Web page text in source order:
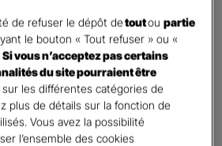
:
assurances ?*
de refuser le dépôt detoutoupartie
le bouton « Tout refuser » ou «
Si vous n’acceptez pas certains
du site pourraient être
sur les différentes catégories de
plus de détails sur la fonction de
Vous avez la possibilité
l’ensemble des cookies